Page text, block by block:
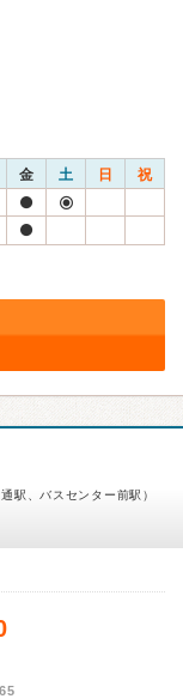
金 土 日 祝
駅、バスセンター前駅）